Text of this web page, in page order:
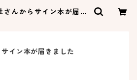
さんからサイン本が届き
イン本が届きました